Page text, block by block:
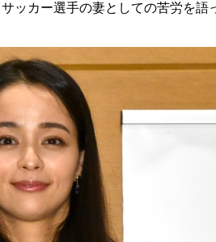
ッカー選手の妻としての苦労を語